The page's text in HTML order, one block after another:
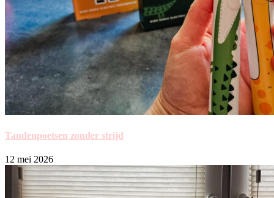
Tandenpoetsen zonder strijd
12 mei 2026